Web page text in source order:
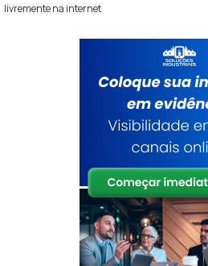
livremente na internet